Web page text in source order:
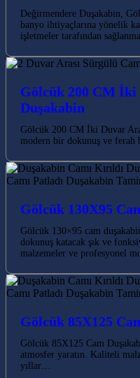
Değirmendere Duşakabin,
banyo ihtiyaçlarına yönelik
işletmeler tarafından
Gölcük 200 CM İki
Duşakabin
Gölcük 200 CM İki Duvar
modern bir dokunuş ve ferah
Gölcük 130X95
Gölcük 130×95 cam
dokunuş katacak şık ve
malzemeler ve profesyonel
Gölcük 85X125
Gölcük 85X125 Cam
atmosfer yaratın. Kaliteli
yıllar…